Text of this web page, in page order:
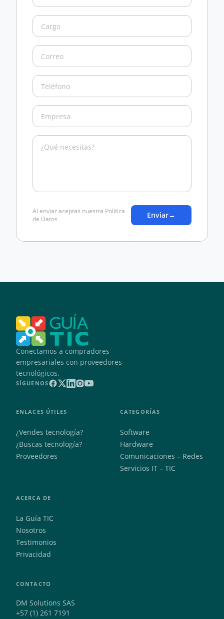
Al enviar aceptas nuestra Política
de Datos
Enviar→
Conectamos a compradores
empresariales con proveedores
tecnológicos.
SÍGUENOS
ENLACES ÚTILES
¿Vendes tecnología?
¿Buscas tecnología?
Proveedores
CATEGORÍAS
Software
Hardware
Comunicaciones – Redes
Servicios IT – TIC
ACERCA DE
La Guía TIC
Nosotros
Testimonios
Privacidad
CONTACTO
DM Solutions SAS
+57 (1) 261 7191